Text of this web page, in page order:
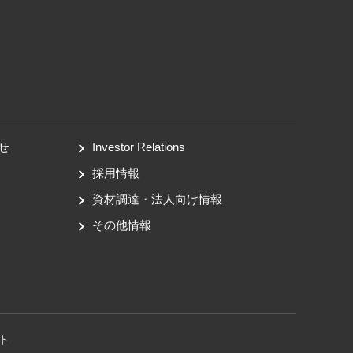
Investor Relations
採用情報
資材調達・法人向け情報
その他情報